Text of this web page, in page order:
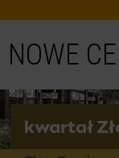
NOWE